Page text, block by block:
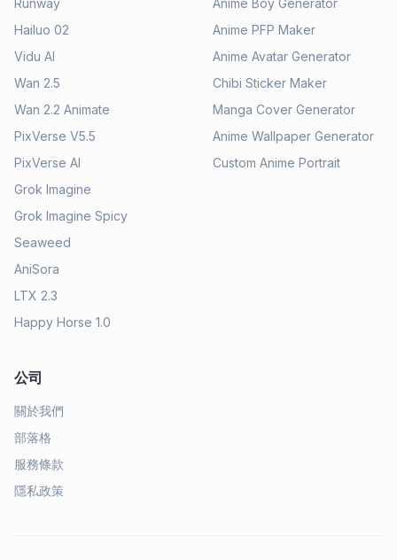
Runway
Hailuo 02
Vidu AI
Wan 2.5
Wan 2.2 Animate
PixVerse V5.5
PixVerse AI
Grok Imagine
Grok Imagine Spicy
Seaweed
AniSora
LTX 2.3
Happy Horse 1.0
Anime Boy Generator
Anime PFP Maker
Anime Avatar Generator
Chibi Sticker Maker
Manga Cover Generator
Anime Wallpaper Generator
Custom Anime Portrait
公司
關於我們
部落格
服務條款
隱私政策